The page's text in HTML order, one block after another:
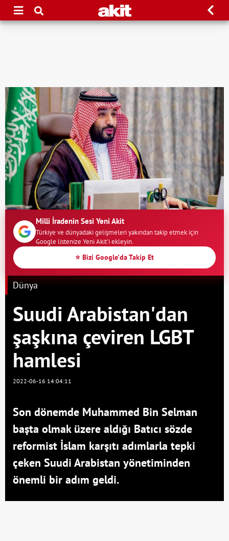
Milli İradenin Sesi Yeni Akit
Türkiye ve dünyadaki gelişmeleri yakından takip etmek için
Google listenize Yeni Akit'i ekleyin.
⭐ Bizi Google'da Takip Et
Dünya
Suudi Arabistan'dan
şaşkına çeviren LGBT
hamlesi
2022-06-16 14:04:11
Son dönemde Muhammed Bin Selman
başta olmak üzere aldığı Batıcı sözde
reformist İslam karşıtı adımlarla tepki
çeken Suudi Arabistan yönetiminden
önemli bir adım geldi.